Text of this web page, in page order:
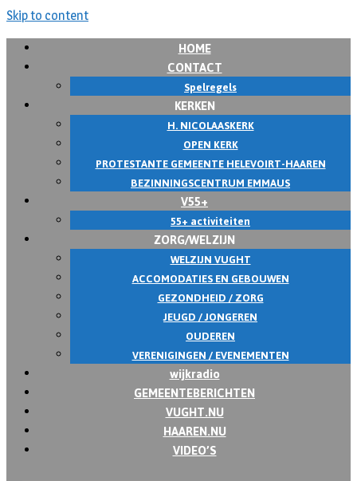
Skip to content
HOME
CONTACT
Spelregels
KERKEN
H. NICOLAASKERK
OPEN KERK
PROTESTANTE GEMEENTE HELEVOIRT-HAAREN
BEZINNINGSCENTRUM EMMAUS
V55+
55+ activiteiten
ZORG/WELZIJN
WELZIJN VUGHT
ACCOMODATIES EN GEBOUWEN
GEZONDHEID / ZORG
JEUGD / JONGEREN
OUDEREN
VERENIGINGEN / EVENEMENTEN
wijkradio
GEMEENTEBERICHTEN
VUGHT.NU
HAAREN.NU
VIDEO’S